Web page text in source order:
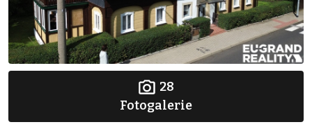
28
Fotogalerie